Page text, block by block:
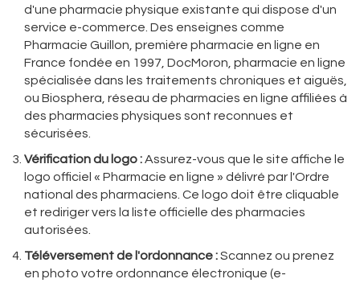
d'une pharmacie physique existante qui dispose d'un
service e-commerce. Des enseignes comme
Pharmacie Guillon, première pharmacie en ligne en
France fondée en 1997, DocMoron, pharmacie en ligne
spécialisée dans les traitements chroniques et aiguës,
ou Biosphera, réseau de pharmacies en ligne affiliées à
des pharmacies physiques sont reconnues et
sécurisées.
Vérification du logo :Assurez-vous que le site affiche le
logo officiel « Pharmacie en ligne » délivré par l'Ordre
national des pharmaciens. Ce logo doit être cliquable
et rediriger vers la liste officielle des pharmacies
autorisées.
Téléversement de l'ordonnance :Scannez ou prenez
en photo votre ordonnance électronique (e-